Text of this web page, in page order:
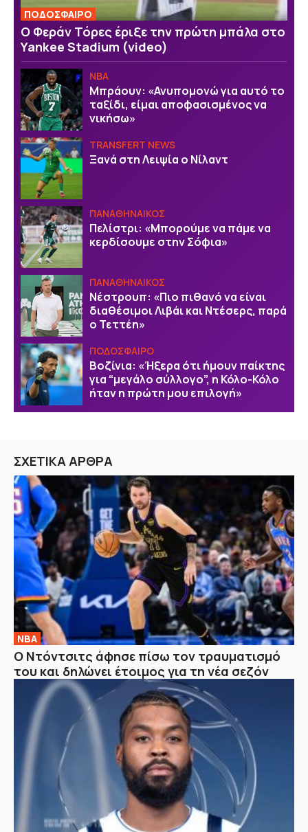
ΠΟΔΟΣΦΑΙΡΟ
Ο Φεράν Τόρες έριξε την πρώτη μπάλα στο
Yankee Stadium (video)
NBA
Μπράουν: «Ανυπομονώ για αυτό το
ταξίδι, είμαι αποφασισμένος να
νικήσω»
TRANSFERT NEWS
Ξανά στη Λειψία ο Νίλαντ
ΠΑΝΑΘΗΝΑΙΚΟΣ
Πελίστρι: «Μπορούμε να πάμε να
κερδίσουμε στην Σόφια»
ΠΑΝΑΘΗΝΑΙΚΟΣ
Νέστρουπ: «Πιο πιθανό να είναι
διαθέσιμοι Λιβάι και Ντέσερς, παρά
ο Τεττέη»
ΠΟΔΟΣΦΑΙΡΟ
Βοζίνια: «Ήξερα ότι ήμουν παίκτης
για “μεγάλο σύλλογο”, η Κόλο-Κόλο
ήταν η πρώτη μου επιλογή»
ΣΧΕΤΙΚΑ ΑΡΘΡΑ
NBA
Ο Ντόντσιτς άφησε πίσω τον τραυματισμό
του και δηλώνει έτοιμος για τη νέα σεζόν